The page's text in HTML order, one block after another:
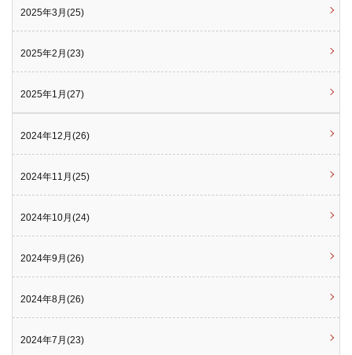
2025年3月(25)
2025年2月(23)
2025年1月(27)
2024年12月(26)
2024年11月(25)
2024年10月(24)
2024年9月(26)
2024年8月(26)
2024年7月(23)